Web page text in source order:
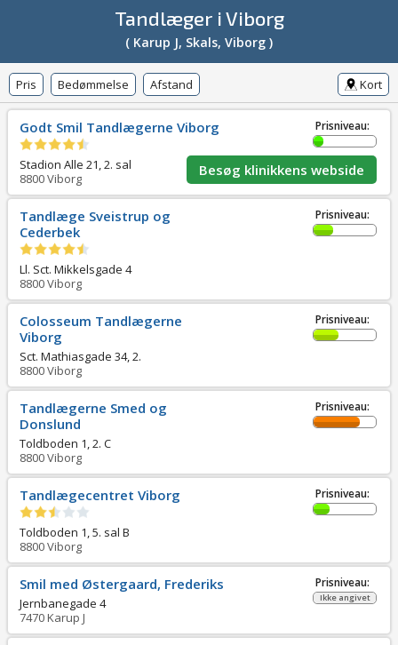
Tandlæger i Viborg
( Karup J, Skals, Viborg )
Pris Bedømmelse Afstand Kort
Godt Smil Tandlægerne Viborg
Stadion Alle 21, 2. sal
8800Viborg
Prisniveau:
Besøg klinikkens webside
Tandlæge Sveistrup og
Cederbek
Ll. Sct. Mikkelsgade 4
8800Viborg
Prisniveau:
Colosseum Tandlægerne
Viborg
Sct. Mathiasgade 34, 2.
8800Viborg
Prisniveau:
Tandlægerne Smed og
Donslund
Toldboden 1, 2. C
8800Viborg
Prisniveau:
Tandlægecentret Viborg
Toldboden 1, 5. sal B
8800Viborg
Prisniveau:
Smil med Østergaard, Frederiks
Jernbanegade 4
7470Karup J
Prisniveau:
Ikke angivet